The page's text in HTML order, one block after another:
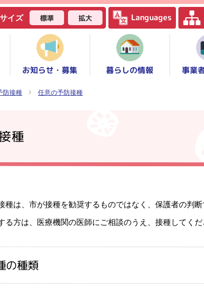
イズ 標準 拡大 Languages
お知らせ・募集 暮らしの情報 事業
防接種 任意の予防接種
種
は、市が接種を勧奨するものではなく、保護者の判断
方は、医療機関の医師にご相談のうえ、接種してくだ
の種類